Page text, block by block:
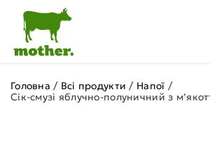
Головна / Всі продукти / Напої /
Сік-смузі яблучно-полуничний з